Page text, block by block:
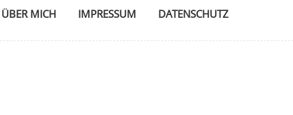
ÜBER MICH IMPRESSUM DATENSCHUTZ